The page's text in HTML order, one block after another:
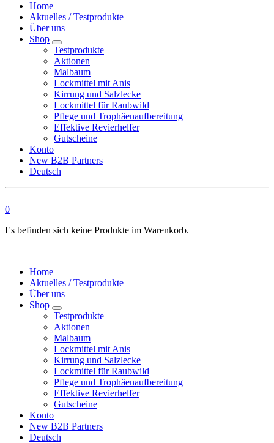
Home
Aktuelles / Testprodukte
Über uns
Shop
Testprodukte
Aktionen
Malbaum
Lockmittel mit Anis
Kirrung und Salzlecke
Lockmittel für Raubwild
Pflege und Trophäenaufbereitung
Effektive Revierhelfer
Gutscheine
Konto
New B2B Partners
Deutsch
0
Es befinden sich keine Produkte im Warenkorb.
Home
Aktuelles / Testprodukte
Über uns
Shop
Testprodukte
Aktionen
Malbaum
Lockmittel mit Anis
Kirrung und Salzlecke
Lockmittel für Raubwild
Pflege und Trophäenaufbereitung
Effektive Revierhelfer
Gutscheine
Konto
New B2B Partners
Deutsch